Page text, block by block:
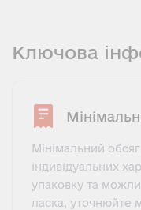
Ключова
Мінімальний
індивідуальних
упаковку та
ласка, уточнюйте